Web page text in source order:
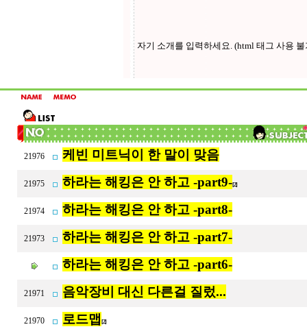
21976 케빈 미트닉이 한 말이 맞음
21975 하라는 해킹은 안 하고 -part9-[2]
21974 하라는 해킹은 안 하고 -part8-
21973
하라는 해킹은 안 하고 -part7-
하라는 해킹은 안 하고 -part6-
21971 음악장비 대신 다른걸 질렀...
21970 로드맵 [2]